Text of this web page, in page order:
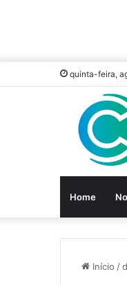
quinta-feira,
Home
Início /